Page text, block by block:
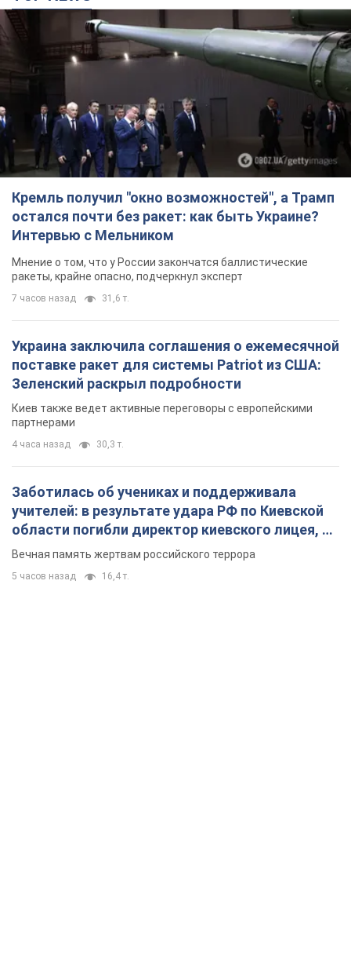
Кремль получил "окно возможностей", а Трамп
остался почти без ракет: как быть Украине?
Интервью с Мельником
Мнение о том, что у России закончатся баллистические
ракеты, крайне опасно, подчеркнул эксперт
7 часов назад 31,6 т.
Украина заключила соглашения о ежемесячной
поставке ракет для системы Patriot из США:
Зеленский раскрыл подробности
Киев также ведет активные переговоры с европейскими
партнерами
4 часа назад 30,3 т.
Заботилась об учениках и поддерживала
учителей: в результате удара РФ по Киевской
области погибли директор киевского лицея, её
муж и внук
Вечная память жертвам российского террора
5 часов назад 16,4 т.